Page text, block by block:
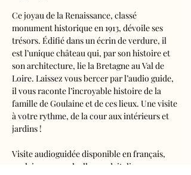
Ce joyau de la Renaissance, classé
monument historique en 1913, dévoile ses
trésors. Édifié dans un écrin de verdure, il
est l’unique château qui, par son histoire et
son architecture, lie la Bretagne au Val de
Loire. Laissez vous bercer par l’audio guide,
il vous raconte l’incroyable histoire de la
famille de Goulaine et de ces lieux. Une visite
à votre rythme, de la cour aux intérieurs et
jardins !
Visite audioguidée disponible en français,
anglais, espagnol, allemand, italien,